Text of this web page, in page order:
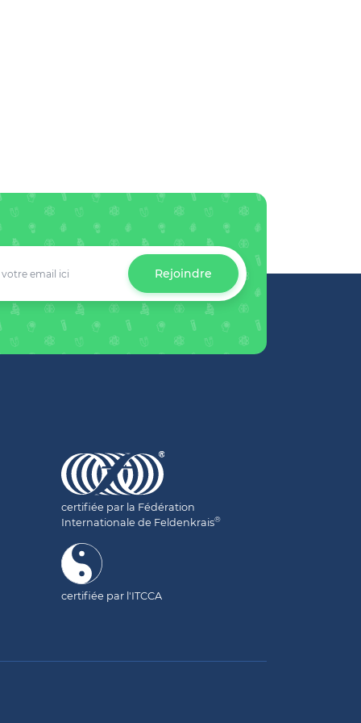
Rejoindre
certifiée par la Fédération
Internationale de Feldenkrais®
certifiée par l'ITCCA